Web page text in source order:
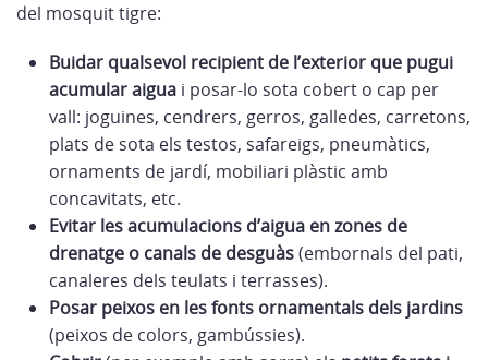
del mosquit tigre:
Buidar qualsevol recipient de l’exterior que pugui
acumular aigua i posar-lo sota cobert o cap per
vall: joguines, cendrers, gerros, galledes, carretons,
plats de sota els testos, safareigs, pneumàtics,
ornaments de jardí, mobiliari plàstic amb
concavitats, etc.
Evitar les acumulacions d’aigua en zones de
drenatge o canals de desguàs(embornals del pati,
canaleres dels teulats i terrasses).
Posar peixos en les fonts ornamentals dels jardins
(peixos de colors, gambússies).